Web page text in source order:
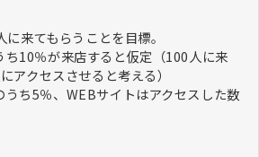
モーション活動を行っていくことで
す。
来てもらうことを目標。
ち10％が来店すると仮定（100人に来
アクセスさせると考える）
うち5％、WEBサイトはアクセスした数